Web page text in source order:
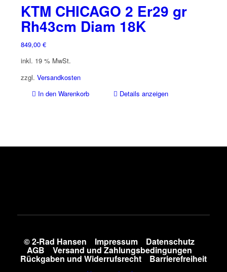
KTM CHICAGO 2 Er29 gr
Rh43cm Diam 18K
849,00 €
inkl. 19 % MwSt.
zzgl. Versandkosten
In den Warenkorb
Details anzeigen
© 2-Rad Hansen Impressum Datenschutz
AGB Versand und Zahlungsbedingungen
Rückgaben und Widerrufsrecht Barrierefreiheit